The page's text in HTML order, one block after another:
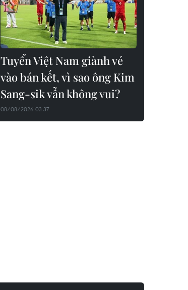
Tuyển Việt Nam giành vé
vào bán kết, vì sao ông Kim
Sang-sik vẫn không vui?
08/08/2026 03:37